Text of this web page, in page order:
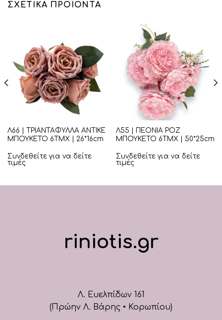
ΣΧΕΤΙΚΆ ΠΡΟΪΌΝΤΑ
Λ66 | ΤΡΙΑΝΤΑΦΥΛΛΑ ΑΝΤΙΚΕ
ΜΠΟΥΚΕΤΟ 6ΤΜΧ | 26*16cm
Συνδεθείτε για να δείτε
τιμές
Λ55 | ΠΕΟΝΙΑ ΡΟΖ
ΜΠΟΥΚΕΤΟ 6ΤΜΧ | 50*25cm
Συνδεθείτε για να δείτε
τιμές
riniotis.gr
Λ. Ευελπίδων 161
(Πρώην Λ. Βάρης • Κορωπίου)